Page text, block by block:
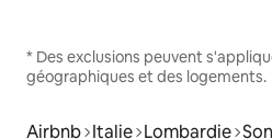
* Des exclusions peuvent
géographiques et des logements.
Airbnb Italie Lombardie